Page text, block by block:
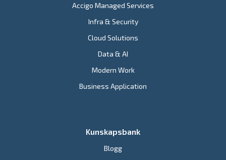
Accigo Managed Services
Infra & Security
Cloud Solutions
Data & AI
Modern Work
Business Application
Kunskapsbank
Blogg